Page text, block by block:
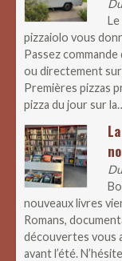
pizzaiolo vous
Passez
ou directement sur
Premières pizzas
pizza du jour sur
nouveaux livres
Romans,
découvertes vous
avant l’été.